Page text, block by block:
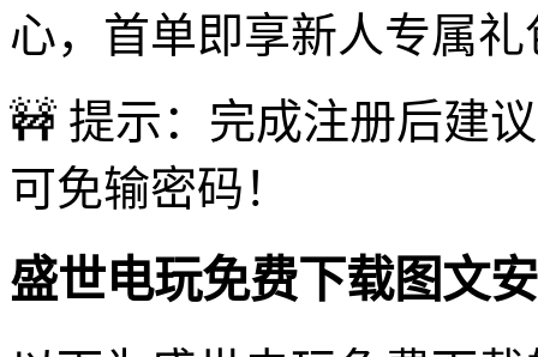
心，首单即享新人专属礼
🚧 提示：完成注册后建
可免输密码！
盛世电玩免费下载图文